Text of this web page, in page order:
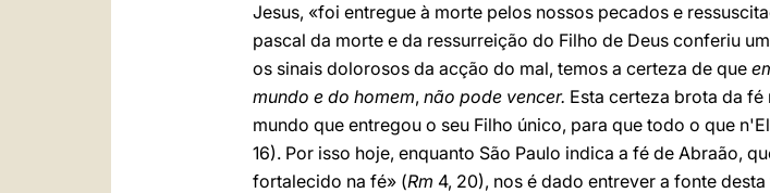
Jesus, «foi entregue à morte pelos nossos pecados e
pascal da morte e da ressurreição do Filho de Deus conferiu
os sinais dolorosos da acção do mal, temos a certeza de que
mundo e do homem, não pode vencer. Esta certeza brota da
mundo que entregou o seu Filho único, para que todo o que
16). Por isso hoje, enquanto São Paulo indica a fé de Abraão,
fortalecido na fé» (Rm 4, 20), nos é dado entrever a fonte